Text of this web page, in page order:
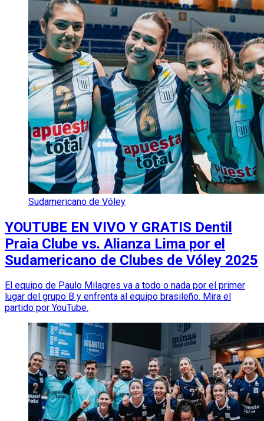
Sudamericano de Vóley
YOUTUBE EN VIVO Y GRATIS Dentil
Praia Clube vs. Alianza Lima por el
Sudamericano de Clubes de Vóley 2025
El equipo de Paulo Milagres va a todo o nada por el primer
lugar del grupo B y enfrenta al equipo brasileño. Mira el
partido por YouTube.